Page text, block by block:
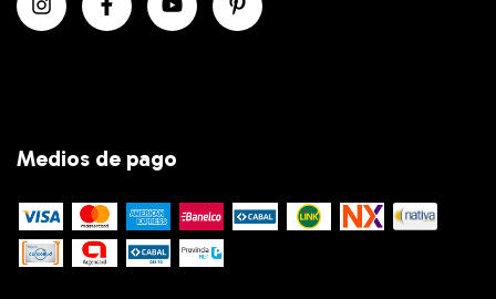
Medios de pago